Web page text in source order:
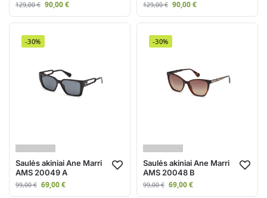
129,00€ 90,00€ 129,00€ 90,00€
-30%
Saulės akiniai Ane Marri
AMS 20049 A
99,00€ 69,00€
-30%
Saulės akiniai Ane Marri
AMS 20048 B
99,00€ 69,00€